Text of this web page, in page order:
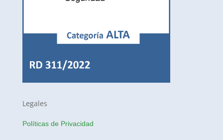
Legales
Políticas de Privacidad